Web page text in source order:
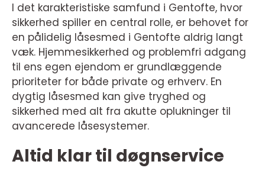
I det karakteristiske samfund i Gentofte, hvor
sikkerhed spiller en central rolle, er behovet for
en pålidelig låsesmed i Gentofte aldrig langt
væk. Hjemmesikkerhed og problemfri adgang
til ens egen ejendom er grundlæggende
prioriteter for både private og erhverv. En
dygtig låsesmed kan give tryghed og
sikkerhed med alt fra akutte oplukninger til
avancerede låsesystemer.
Altid klar til døgnservice